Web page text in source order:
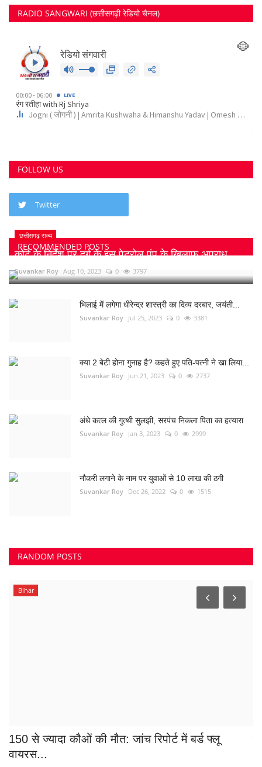
RADIO SANGWARI (छत्तीसगढ़ी रेडियो चैनल)
FOLLOW US
Twitter
RECOMMENDED POSTS
छत्तीसगढ़ राज्य
कोर्ट के निर्देश पर दुर्ग के इस पेट्रोल पंप के खिलाफ अपराध...
Suvankar Roy Aug 10, 2023 0 3797
भिलाई में लगेगा धीरेन्द्र शास्त्री का दिव्य दरबार, जयंती...
Suvankar Roy Jul 25, 2023 0 3381
क्या 2 बेटी होना गुनाह है? कहते हुए पति-पत्नी ने खा लिया...
Suvankar Roy Jun 21, 2023 0 2737
अंधे कत्ल की गुत्थी सुलझी, सरपंच निकला पिता का हत्यारा
Suvankar Roy Jan 3, 2023 0 2999
नौकरी लगाने के नाम पर युवाओं से 10 लाख की ठगी
Suvankar Roy Dec 26, 2022 0 1515
RANDOM POSTS
Bihar
150 से ज्यादा कौओं की मौत: जांच रिपोर्ट में बर्ड फ्लू
वायरस...